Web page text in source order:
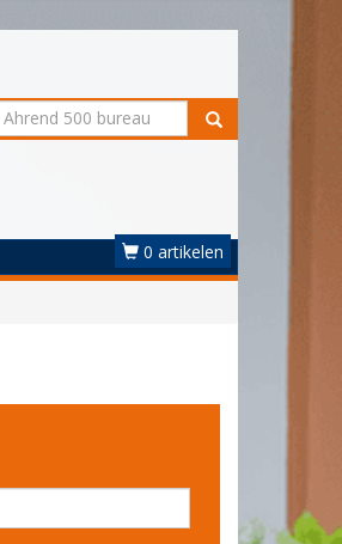
0 artikelen